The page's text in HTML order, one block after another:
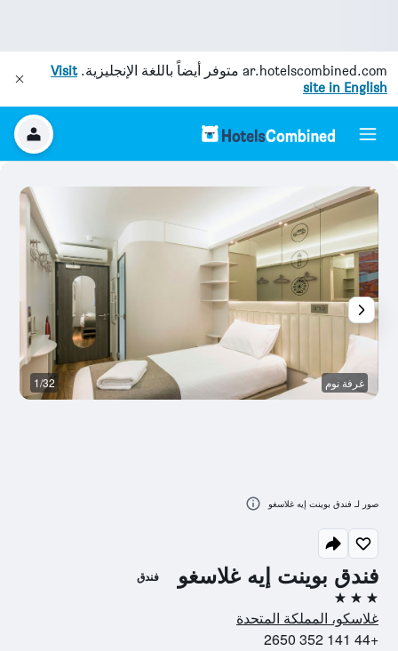
ar.hotelscombined.com متوفر أيضاً باللغة الإنجليزية.Visit
site in English
فندق بوينت إيه غلاسغو فندق
3 نجوم
غلاسكو، المملكة المتحدة
+44 141 352 2650
غرفة نوم 1/32
صور لـ فندق بوينت إيه غلاسغو